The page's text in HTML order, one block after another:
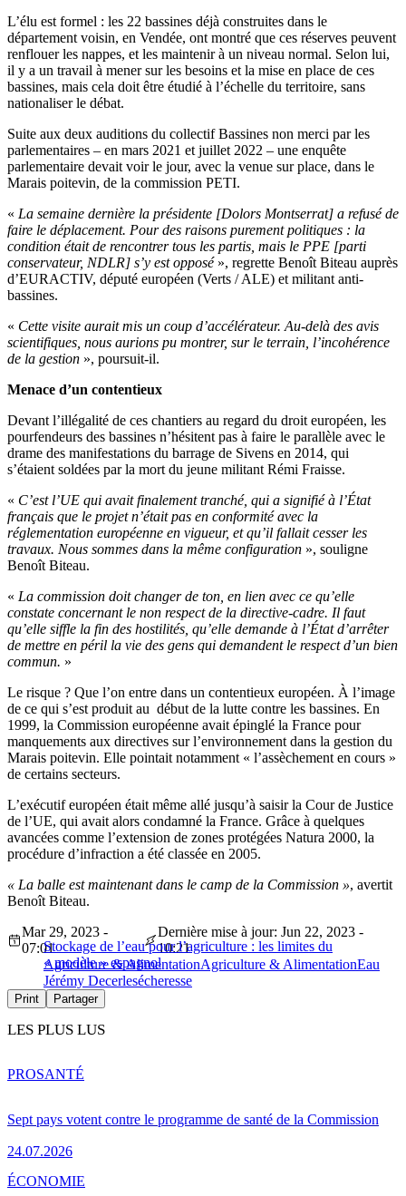
L’élu est formel : les 22 bassines déjà construites dans le
département voisin, en Vendée, ont montré que ces réserves peuvent
renflouer les nappes, et les maintenir à un niveau normal. Selon lui,
il y a un travail à mener sur les besoins et la mise en place de ces
bassines, mais cela doit être étudié à l’échelle du territoire, sans
nationaliser le débat.
Suite aux deux auditions du collectif Bassines non merci par les
parlementaires – en mars 2021 et juillet 2022 – une enquête
parlementaire devait voir le jour, avec la venue sur place, dans le
Marais poitevin, de la commission PETI.
« La semaine dernière la présidente [Dolors Montserrat] a refusé de
faire le déplacement. Pour des raisons purement politiques : la
condition était de rencontrer tous les partis, mais le PPE [parti
conservateur, NDLR] s’y est opposé», regrette Benoît Biteau auprès
d’EURACTIV, député européen (Verts / ALE) et militant anti-
bassines.
« Cette visite aurait mis un coup d’accélérateur. Au-delà des avis
scientifiques, nous aurions pu montrer, sur le terrain, l’incohérence
de la gestion », poursuit-il.
Menace d’un contentieux
Devant l’illégalité de ces chantiers au regard du droit européen, les
pourfendeurs des bassines n’hésitent pas à faire le parallèle avec le
drame des manifestations du barrage de Sivens en 2014, qui
s’étaient soldées par la mort du jeune militant Rémi Fraisse.
« C’est l’UE qui avait finalement tranché, qui a signifié à l’État
français que le projet n’était pas en conformité avec la
réglementation européenne en vigueur, et qu’il fallait cesser les
travaux. Nous sommes dans la même configuration », souligne
Benoît Biteau.
« La commission doit changer de ton, en lien avec ce qu’elle
constate concernant le non respect de la directive-cadre. Il faut
qu’elle siffle la fin des hostilités, qu’elle demande à l’État d’arrêter
de mettre en péril la vie des gens qui demandent le respect d’un bien
commun. »
Le risque ? Que l’on entre dans un contentieux européen. À l’image
de ce qui s’est produit au début de la lutte contre les bassines. En
1999, la Commission européenne avait épinglé la France pour
manquements aux directives sur l’environnement dans la gestion du
Marais poitevin. Elle pointait notamment « l’assèchement en cours »
de certains secteurs.
L’exécutif européen était même allé jusqu’à saisir la Cour de Justice
de l’UE, qui avait alors condamné la France. Grâce à quelques
avancées comme l’extension de zones protégées Natura 2000, la
procédure d’infraction a été classée en 2005.
« La balle est maintenant dans le camp de la Commission », avertit
Benoît Biteau.
Stockage de l’eau pour l’agriculture : les limites du
« modèle » espagnol
Mar 29, 2023 -
07:01
Dernière mise à jour: Jun 22, 2023 -
10:21
Agriculture & AlimentationAgriculture & AlimentationEau
Jérémy Decerlesécheresse
Print Partager
LES PLUS LUS
Sept pays votent contre le programme de santé de la Commission
24.07.2026
PROSANTÉ
ÉCONOMIE